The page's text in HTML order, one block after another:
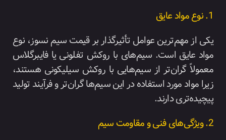
1. نوع مواد عایق
یکی از مهم‌ترین عوامل تأثیرگذار بر قیمت سیم نسوز، نوع
مواد عایق است. سیم‌های با روکش تفلونی یا فایبرگلاس
معمولاً گران‌تر از سیم‌هایی با روکش سیلیکونی هستند،
زیرا مواد مورد استفاده در این سیم‌ها گران‌تر و فرآیند تولید
پیچیده‌تری دارند.
2. ویژگی‌های فنی و مقاومت سیم